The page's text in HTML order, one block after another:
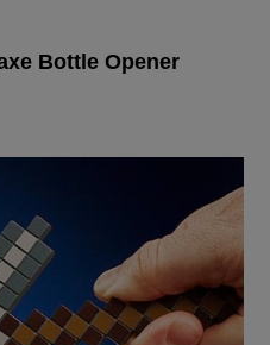
Bottle Opener